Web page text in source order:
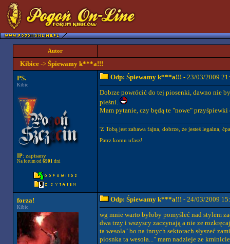
Autor
Kibice-> Śpiewamy k***a!!!
PS.
Kibic
IP: zapisany
Na forum od 6901 dni
Odp: Śpiewamy k***a!!! - 23/03/2009
Dobrze powrócić do tej piosenki, dawno nie
pieśni.
Mam pytanie, czy będą te "nowe" przyśpiewki
'Z Tobą jest zabawa fajna, dobrze, że jesteś legalna,
Patrz komu ufasz!
forza!
Kibic
Odp: Śpiewamy k***a!!! - 24/03/2009
wg mnie warto byłoby pomyśleć nad stylem
dwa trzy i wszyscy zaczynają a nie ze
ta wesola" bo na innych sektorach słyszeć
piosnka ta wesoła..." mam nadzieje ze